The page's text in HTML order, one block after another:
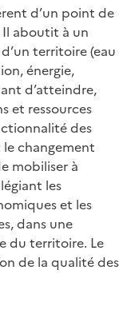
d’un point de
aboutit à un
territoire (eau
énergie,
d’atteindre,
et ressources
des
changement
mobiliser à
les
et les
dans une
du territoire. Le
de la qualité des